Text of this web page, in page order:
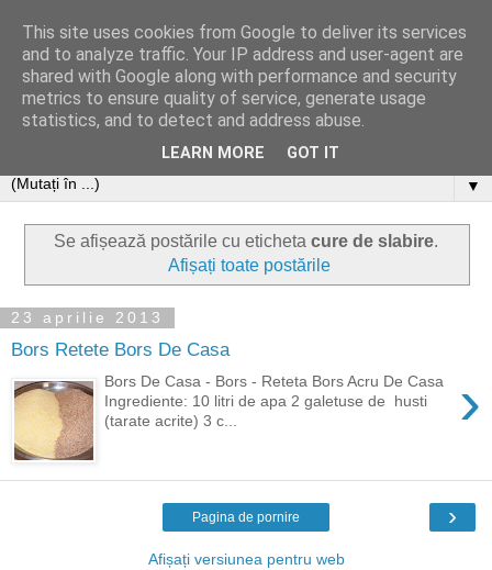
▼
Se afișează postările cu eticheta cure de slabire.
Afișați toate postările
23 aprilie 2013
Bors Retete Bors De Casa
›
Bors De Casa - Bors - Reteta Bors Acru De Casa
Ingrediente: 10 litri de apa 2 galetuse de husti
(tarate acrite) 3 c...
›
Pagina de pornire
Afișați versiunea pentru web
This site uses cookies from Google to deliver its services
and to analyze traffic. Your IP address and user-agent are
shared with Google along with performance and security
metrics to ensure quality of service, generate usage
statistics, and to detect and address abuse.
LEARN MORE GOT IT